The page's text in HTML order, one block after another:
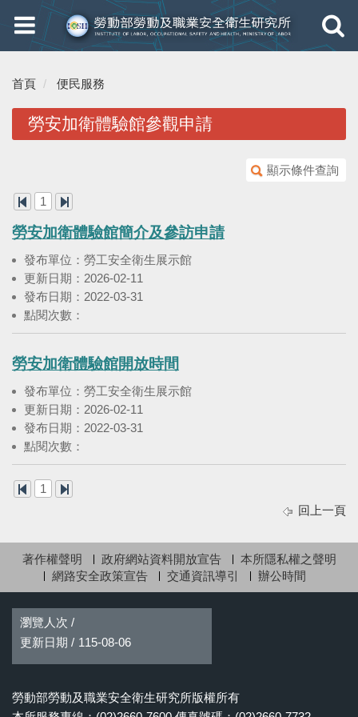
Toggle
navigation
Toggle
首頁 便民服務
勞安加衛體驗館參觀申請
顯示條件查詢
1
勞安加衛體驗館簡介及參訪申請
發布單位：勞工安全衛生展示館
更新日期：2026-02-11
發布日期：2022-03-31
點閱次數：
勞安加衛體驗館開放時間
發布單位：勞工安全衛生展示館
更新日期：2026-02-11
發布日期：2022-03-31
點閱次數：
1
回上一頁
著作權聲明 政府網站資料開放宣告
本所隱私權之聲明
網路安全政策宣告
交通資訊導引 辦公時間
瀏覽人次 /
更新日期 / 115-08-06
勞動部勞動及職業安全衛生研究所版權所有